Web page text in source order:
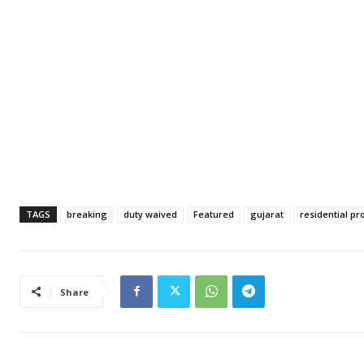
TAGS breaking duty waived Featured gujarat residential
Share